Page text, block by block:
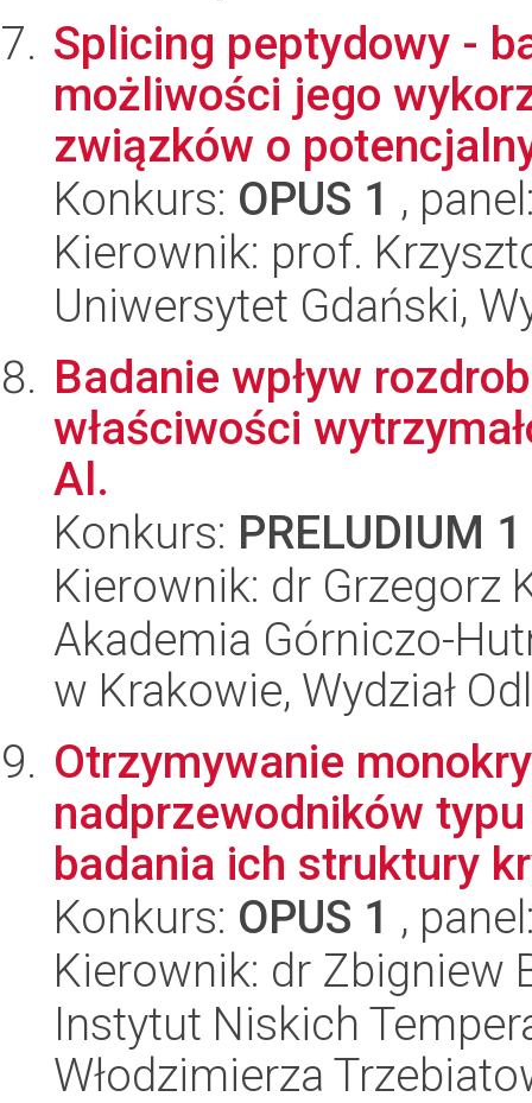
Splicing peptydowy -
możliwości jego
związków o
Konkurs: OPUS 1 ,
Kierownik: prof.
Uniwersytet Gdański,
Badanie wpływ
właściwości
Al.
Konkurs: PRELUDIUM 1
Kierownik: dr Grzegorz
Akademia Górniczo-
w Krakowie, Wydział
Otrzymywanie
nadprzewodników
badania ich struktury
Konkurs: OPUS 1 ,
Kierownik: dr Zbigniew
Instytut Niskich
Włodzimierza